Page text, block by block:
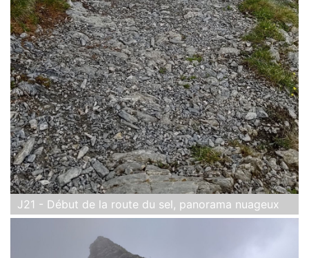
J21 - Début de la route du sel, panorama nuageux